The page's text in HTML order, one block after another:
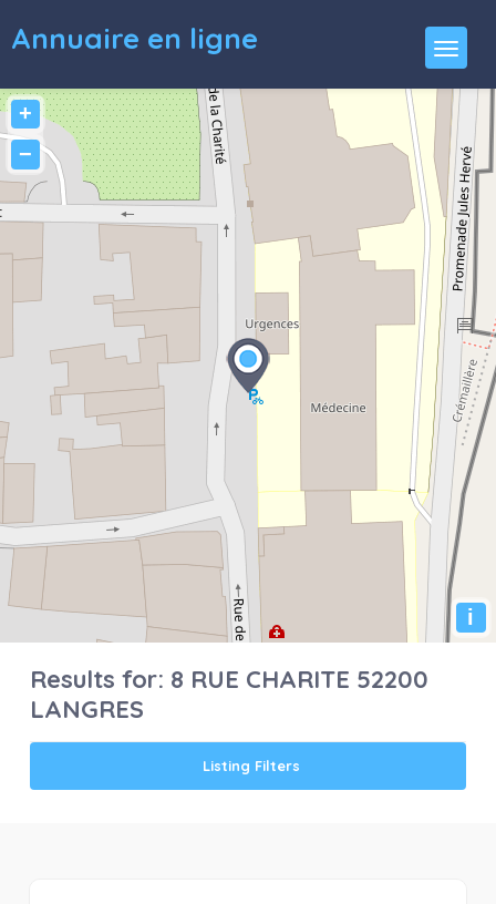
Annuaire en ligne
+
−
i
Results for: 8 RUE CHARITE 52200
LANGRES
Listing Filters